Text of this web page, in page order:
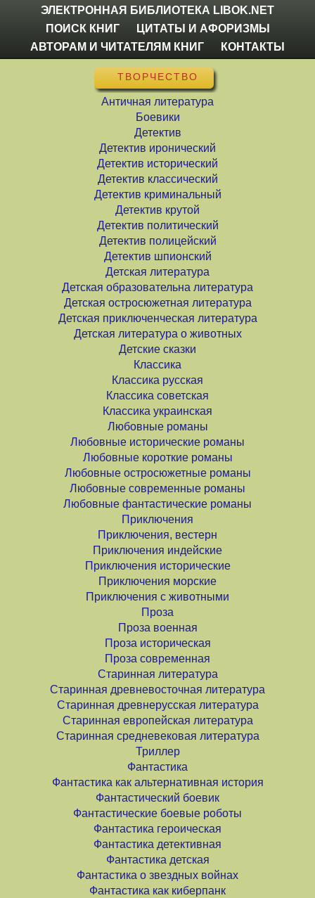
ЭЛЕКТРОННАЯ БИБЛИОТЕКА LIBOK.NET
ПОИСК КНИГ
ЦИТАТЫ И АФОРИЗМЫ
АВТОРАМ И ЧИТАТЕЛЯМ КНИГ
КОНТАКТЫ
ТВОРЧЕСТВО
Античная литература
Боевики
Детектив
Детектив иронический
Детектив исторический
Детектив классический
Детектив криминальный
Детектив крутой
Детектив политический
Детектив полицейский
Детектив шпионский
Детская литература
Детская образовательна литература
Детская остросюжетная литература
Детская приключенческая литература
Детская литература о животных
Детские сказки
Классика
Классика русская
Классика советская
Классика украинская
Любовные романы
Любовные исторические романы
Любовные короткие романы
Любовные остросюжетные романы
Любовные современные романы
Любовные фантастические романы
Приключения
Приключения, вестерн
Приключения индейские
Приключения исторические
Приключения морские
Приключения с животными
Проза
Проза военная
Проза историческая
Проза современная
Старинная литература
Старинная древневосточная литература
Старинная древнерусская литература
Старинная европейская литература
Старинная средневековая литература
Триллер
Фантастика
Фантастика как альтернативная история
Фантастический боевик
Фантастические боевые роботы
Фантастика героическая
Фантастика детективная
Фантастика детская
Фантастика о звездных войнах
Фантастика как киберпанк